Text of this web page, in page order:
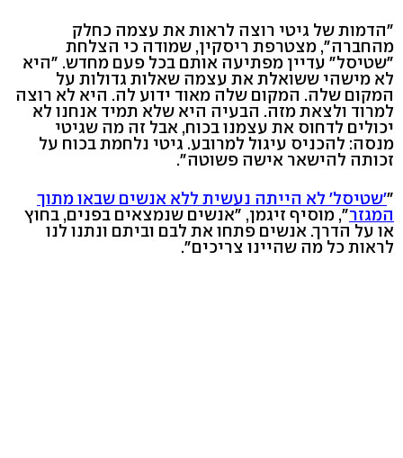
"הדמות של גיטי רוצה לראות את עצמה כחלק
מהחברה", מצטרפת ריסקין, שמודה כי הצלחת
"שטיסל" עדיין מפתיעה אותם בכל פעם מחדש. "היא
לא מישהי ששואלת את עצמה שאלות גדולות על
המקום שלה. המקום שלה מאוד ידוע לה. היא לא רוצה
למרוד ולצאת מזה. הבעיה היא שלא תמיד אנחנו לא
יכולים לדחוס את עצמנו בכוח, אבל זה מה שגיטי
מנסה: להכניס עיגול למרובע. גיטי נלחמת בכוח על
זכותה להישאר אישה פשוטה".
"'שטיסל' לא הייתה נעשית ללא אנשים שבאו מתוך
המגזר", מוסיף זיגמן, "אנשים שנמצאים בפנים, בחוץ
או על הדרך. אנשים פתחו את לבם וביתם ונתנו לנו
לראות כל מה שהיינו צריכים".